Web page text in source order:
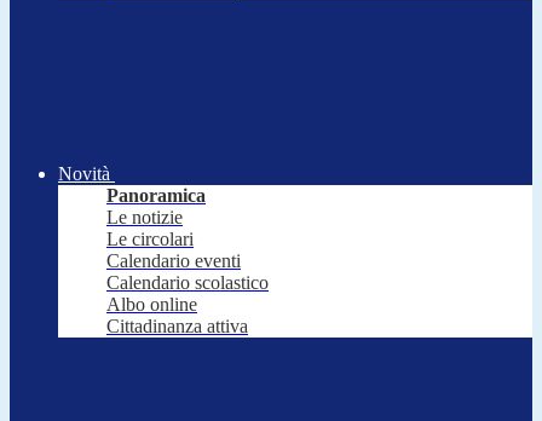
Novità
Panoramica
Le notizie
Le circolari
Calendario eventi
Calendario scolastico
Albo online
Cittadinanza attiva